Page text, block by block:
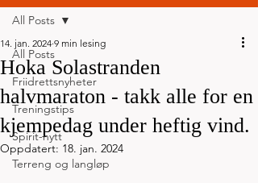
All Posts
Friidrettsnyheter
Treningstips
Spirit-nytt
Terreng og langløp
All Posts
Hoka Solastranden
halvmaraton - takk alle for en
kjempedag under heftig vind.
14. jan. 2024 9 min lesing
Oppdatert: 18. jan. 2024